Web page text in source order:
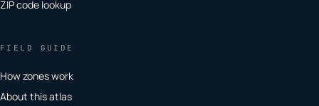
ZIP code lookup
FIELD GUIDE
How zones work
About this atlas